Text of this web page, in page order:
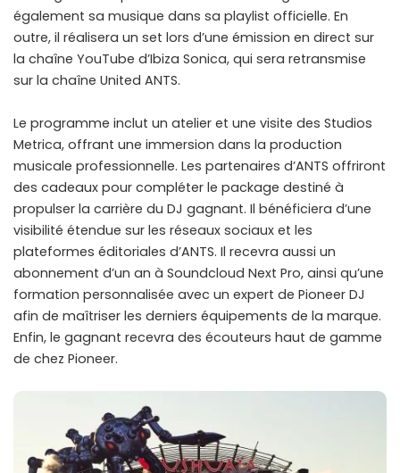
également sa musique dans sa playlist officielle. En
outre, il réalisera un set lors d’une émission en direct sur
la chaîne YouTube d’Ibiza Sonica, qui sera retransmise
sur la chaîne United ANTS.
Le programme inclut un atelier et une visite des Studios
Metrica, offrant une immersion dans la production
musicale professionnelle. Les partenaires d’ANTS offriront
des cadeaux pour compléter le package destiné à
propulser la carrière du DJ gagnant. Il bénéficiera d’une
visibilité étendue sur les réseaux sociaux et les
plateformes éditoriales d’ANTS. Il recevra aussi un
abonnement d’un an à Soundcloud Next Pro, ainsi qu’une
formation personnalisée avec un expert de Pioneer DJ
afin de maîtriser les derniers équipements de la marque.
Enfin, le gagnant recevra des écouteurs haut de gamme
de chez Pioneer.